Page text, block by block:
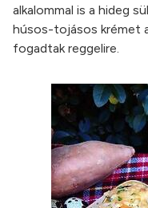
alkalommal is a hideg
húsos-tojásos krémet
fogadtak reggelire.